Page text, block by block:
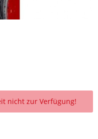
nicht zur Verfügung!